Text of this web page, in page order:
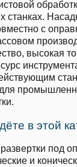
станках.
с
высокая
в этой
под
и